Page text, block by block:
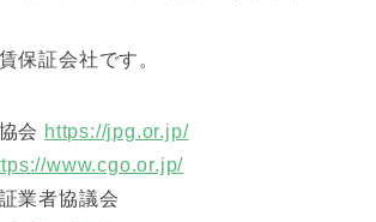
保証会社です。
会 https://jpg.or.jp/
www.cgo.or.jp/
業者協議会